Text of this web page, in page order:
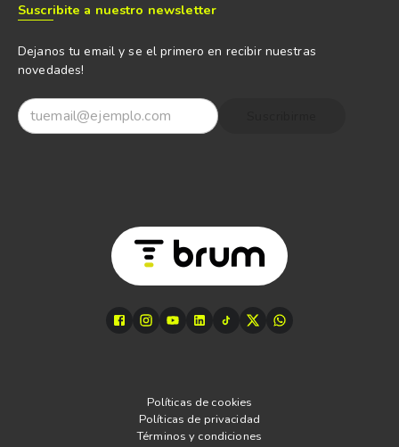
Suscribite a nuestro newsletter
Dejanos tu email y se el primero en recibir nuestras
novedades!
Políticas de cookies
Políticas de privacidad
Términos y condiciones